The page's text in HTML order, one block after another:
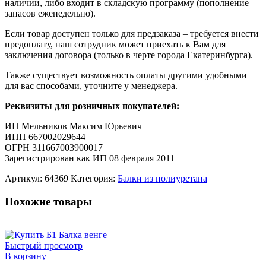
наличии, либо входит в складскую программу (пополнение
запасов еженедельно).
Если товар доступен только для предзаказа – требуется внести
предоплату, наш сотрудник может приехать к Вам для
заключения договора (только в черте города Екатеринбурга).
Также существует возможность оплаты другими удобными
для вас способами, уточните у менеджера.
Реквизиты для розничных покупателей:
ИП Мельников Максим Юрьевич
ИНН 667002029644
ОГРН 311667003900017
Зарегистрирован как ИП 08 февраля 2011
Артикул: 64369 Категория: Балки из полиуретана
Похожие товары
Быстрый просмотр
В корзину